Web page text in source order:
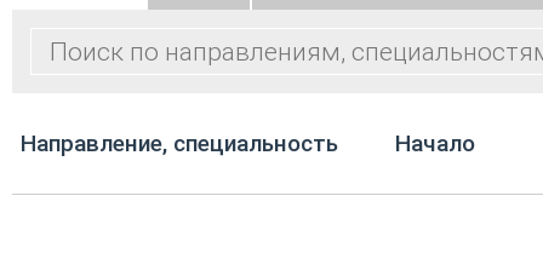
Направление, специальность Начало